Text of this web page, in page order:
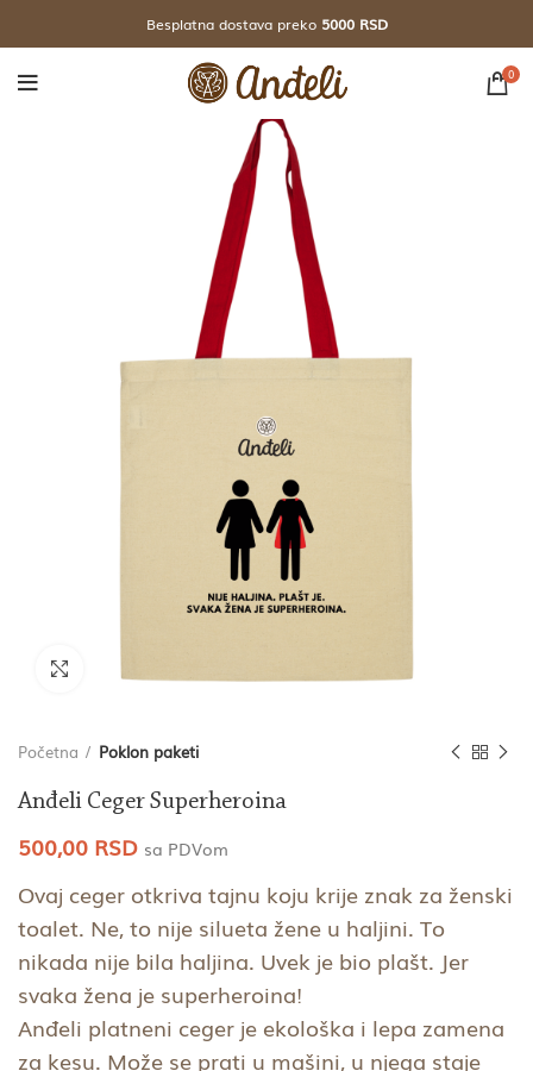
Besplatna dostava preko5000 RSD
0
Početna Poklon paketi
Anđeli Ceger Superheroina
500,00 RSD sa PDVom
Ovaj ceger otkriva tajnu koju krije znak za ženski
toalet. Ne, to nije silueta žene u haljini. To
nikada nije bila haljina. Uvek je bio plašt. Jer
svaka žena je superheroina!
Anđeli platneni ceger je ekološka i lepa zamena
za kesu. Može se prati u mašini, u njega staje